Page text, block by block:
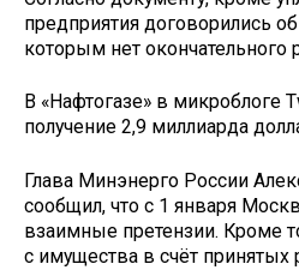
предприятия договорились
которым нет окончательного
В «Нафтогазе» в микроблоге
получение 2,9 миллиарда
Глава Минэнерго России
сообщил, что с 1 января
взаимные претензии. Кроме
с имущества в счёт принятых